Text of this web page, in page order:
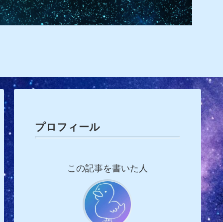
プロフィール
この記事を書いた人